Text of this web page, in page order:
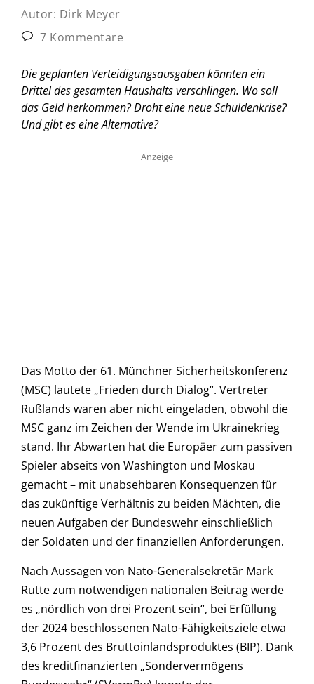
Autor: Dirk Meyer
7 Kommentare
Die geplanten Verteidigungsausgaben könnten ein
Drittel des gesamten Haushalts verschlingen. Wo soll
das Geld herkommen? Droht eine neue Schuldenkrise?
Und gibt es eine Alternative?
Anzeige
Das Motto der 61. Münchner Sicherheitskonferenz
(MSC) lautete „Frieden durch Dialog“. Vertreter
Rußlands waren aber nicht eingeladen, obwohl die
MSC ganz im Zeichen der Wende im Ukrainekrieg
stand. Ihr Abwarten hat die Europäer zum passiven
Spieler abseits von Washington und Moskau
gemacht – mit unabsehbaren Konsequenzen für
das zukünftige Verhältnis zu beiden Mächten, die
neuen Aufgaben der Bundeswehr einschließlich
der Soldaten und der finanziellen Anforderungen.
Nach Aussagen von Nato-Generalsekretär Mark
Rutte zum notwendigen nationalen Beitrag werde
es „nördlich von drei Prozent sein“, bei Erfüllung
der 2024 beschlossenen Nato-Fähigkeitsziele etwa
3,6 Prozent des Bruttoinlandsproduktes (BIP). Dank
des kreditfinanzierten „Sondervermögens